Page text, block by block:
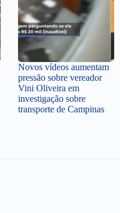
Novos vídeos aumentam
pressão sobre vereador
Vini Oliveira em
investigação sobre
transporte de Campinas